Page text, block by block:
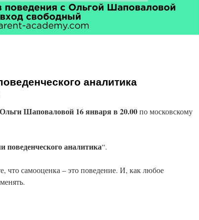
аналитика
Шаповаловой 16 января в 20.00по московскому
поведенческого аналитика“.
что самооценка – это поведение. И, как любое